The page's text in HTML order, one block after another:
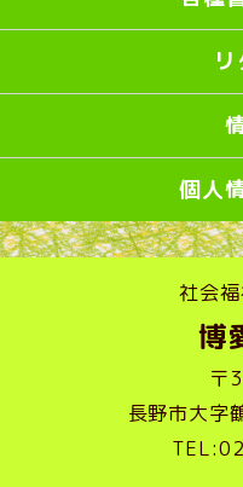
個人
社会
博
〒
長野市大字